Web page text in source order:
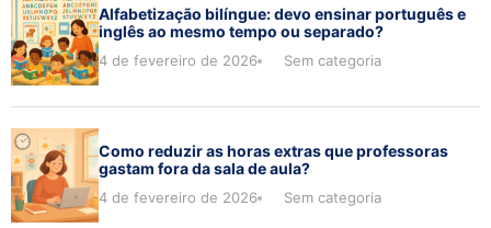
Alfabetização bilíngue: devo ensinar português e
inglês ao mesmo tempo ou separado?
4 de fevereiro de 2026 Sem categoria
Como reduzir as horas extras que professoras
gastam fora da sala de aula?
4 de fevereiro de 2026 Sem categoria